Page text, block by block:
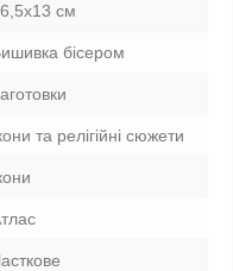
см
бісером
та релігійні сюжети